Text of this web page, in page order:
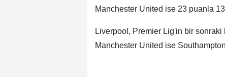
Manchester United ise 23 puanla
Liverpool, Premier Lig'in bir
Manchester United ise